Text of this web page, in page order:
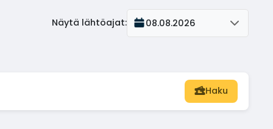
Näytä lähtöajat: 08.08.2026
Haku